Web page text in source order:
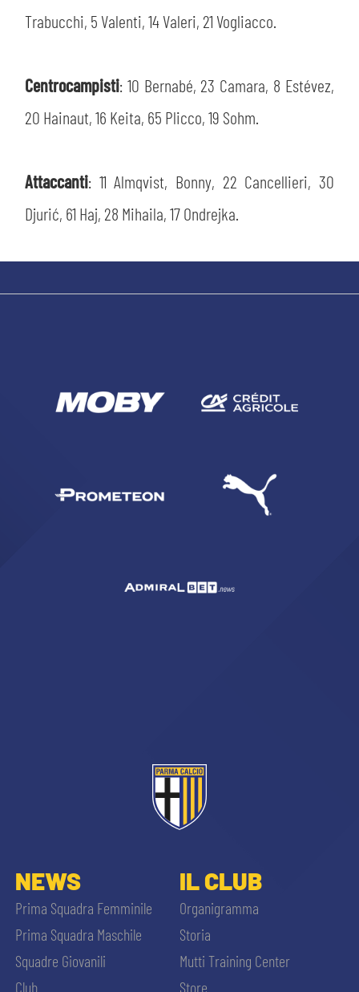
CERCA
Trabucchi, 5 Valenti, 14 Valeri, 21 Vogliacco.
Centrocampisti: 10 Bernabé, 23 Camara, 8 Estévez,
20 Hainaut, 16 Keita, 65 Plicco, 19 Sohm.
Attaccanti: 11 Almqvist, Bonny, 22 Cancellieri, 30
Djurić, 61 Haj, 28 Mihaila, 17 Ondrejka.
NEWS
Prima Squadra Femminile
Prima Squadra Maschile
Squadre Giovanili
Club
IL CLUB
Organigramma
Storia
Mutti Training Center
Store